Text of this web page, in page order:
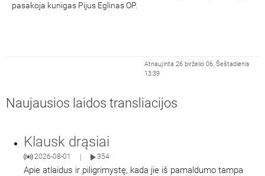
pasakoja kunigas Pijus Eglinas OP.
Atnaujinta 26 birželio 06, Šeštadienis
13:39
Naujausios laidos transliacijos
Klausk drąsiai
2026-08-01 354
Apie atlaidus ir piligrimystę, kada jie iš pamaldumo tampa